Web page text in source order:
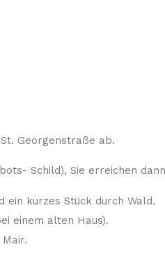
Georgenstraße ab.
Schild), Sie erreichen
kurzes Stück durch Wald.
einem alten Haus).